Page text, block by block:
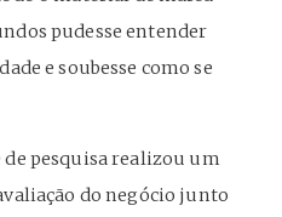
pudesse entender
e soubesse como se
pesquisa realizou um
do negócio junto